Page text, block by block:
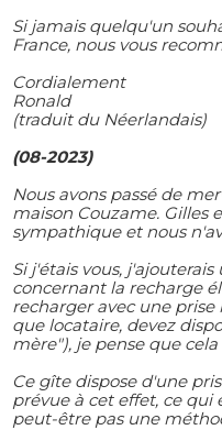
Si jamais quelqu'un
France, nous vous
Cordialement
Ronald
(traduit du Néerlandais)
(08-2023)
Nous avons passé de
maison Couzame. Gilles
sympathique et nous
Si j'étais vous,
concernant la recharge
recharger avec une
que locataire, devez
mère"), je pense que
Ce gîte dispose d'une
prévue à cet effet, ce qui
peut-être pas une